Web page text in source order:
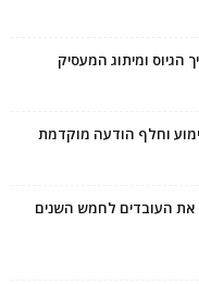
וחלף הודעה מוקדמת
את העובדים לחמש השנים